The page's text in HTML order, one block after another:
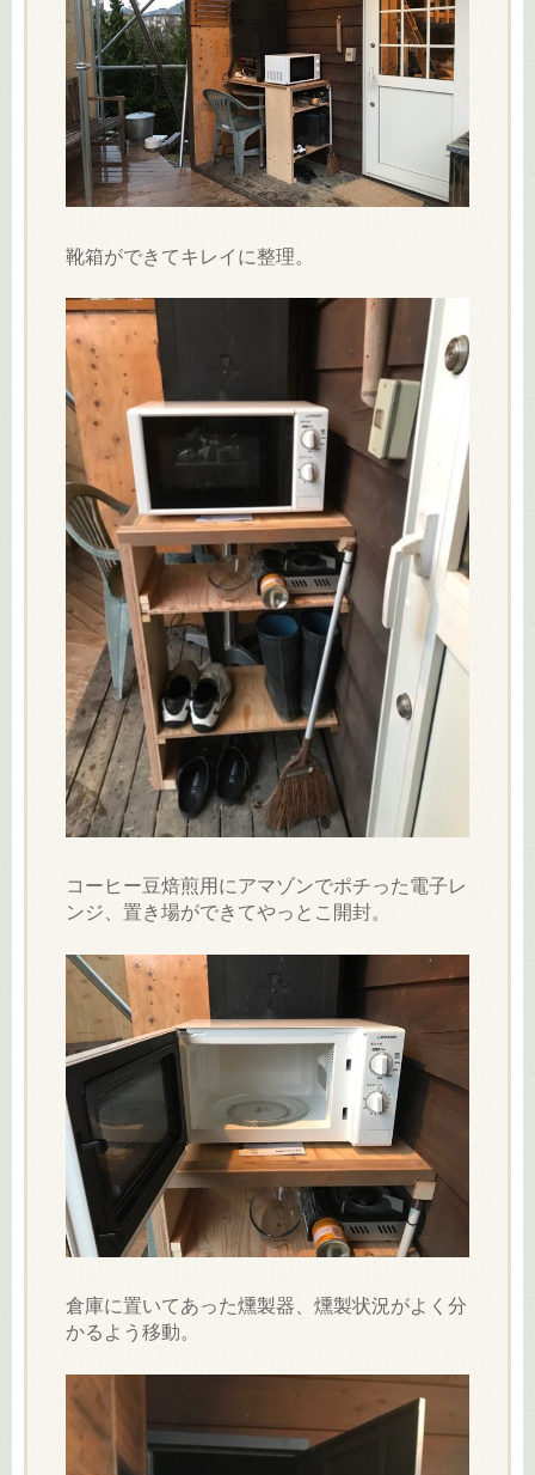
靴箱ができてキレイに整理。
コーヒー豆焙煎用にアマゾンでポチった電子レ
ンジ、置き場ができてやっとこ開封。
倉庫に置いてあった燻製器、燻製状況がよく分
かるよう移動。